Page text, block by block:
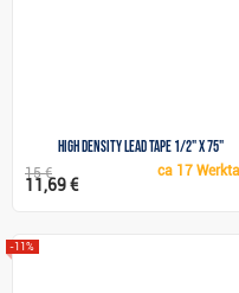
High Density Lead Tape 1/2" x 75"
ca 17
15 €
11,69 €
-11%